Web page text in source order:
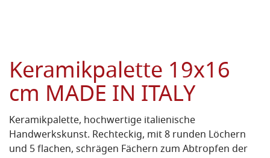
Keramikpalette 19x16
cm MADE IN ITALY
Keramikpalette, hochwertige italienische
Handwerkskunst. Rechteckig, mit 8 runden Löchern
und 5 flachen, schrägen Fächern zum Abtropfen der